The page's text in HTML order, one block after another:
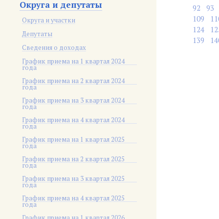
Округа и депутаты
Округа и участки
Депутаты
Сведения о доходах
График приема на 1 квартал 2024
года
График приема на 2 квартал 2024
года
График приема на 3 квартал 2024
года
График приема на 4 квартал 2024
года
График приема на 1 квартал 2025
года
График приема на 2 квартал 2025
года
График приема на 3 квартал 2025
года
График приема на 4 квартал 2025
года
92
93
109
124
139